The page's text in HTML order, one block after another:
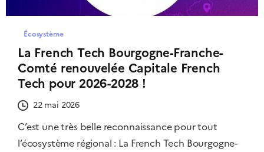
Écosystème
La French Tech Bourgogne-Franche-
Comté renouvelée Capitale French
Tech pour 2026-2028 !
22 mai 2026
C’est une très belle reconnaissance pour tout
l’écosystème régional : La French Tech Bourgogne-